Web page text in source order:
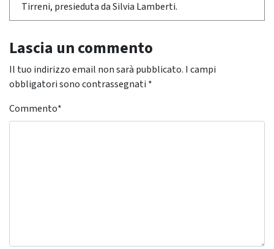
Tirreni, presieduta da Silvia Lamberti.
Lascia un commento
Il tuo indirizzo email non sarà pubblicato. I campi
obbligatori sono contrassegnati *
Commento*